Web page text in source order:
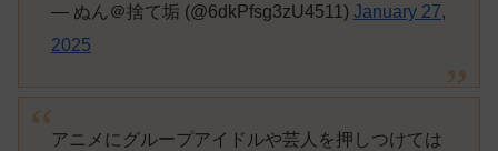
— ぬん＠捨て垢 (@6dkPfsg3zU4511) January 27,
2025
アニメにグループアイドルや芸人を押しつけては